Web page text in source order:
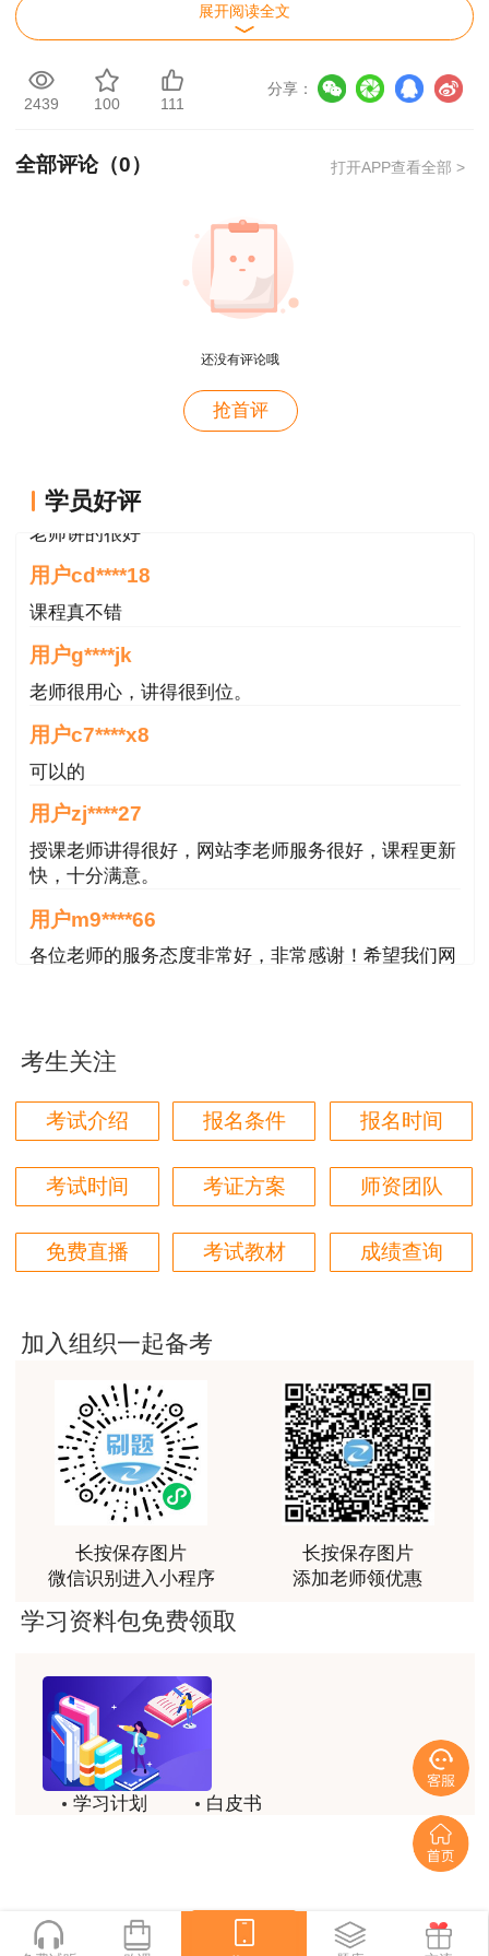
(中国人事考试网)，输入姓名和身份证号，注册号
询。
连接。其次，打印准考证最好避免高峰期，避免因
系统问题造成未在规定时间内打印准考证。
3.在打印过程中若是遇到“网络繁忙”“准考证
准考证打印入口刚开通时和打印入口即将关闭
时，会有很多考生同时登陆系统进行打印。由于同
现无法正常登陆网站的情况。考生可以选择错开准
4.进入登录页面输入信息后，系统显示“无此
人准考证数据”，怎么办?
根据以往准考证打印经验，这种情况一般有两
种原因，一个是审核通过但没有缴费，没缴费则报
名不成功，不能参加考试。另一个可能是报名时考
生信息填写有误，建议及时与当地人事考试网沟通
5.准考证上面的个人信息有误怎么办?
名、身份证号、照片等信息是否正确，确认无误后
方可打印。一旦遇到有信息错误的情况，应该及时
出现问题，还有申请更改的时间，准考证有误是不
6.怎样做好准考证打印的备份工作?
建议大家保管好身份证和准考证，准考证可以
留存电子版和纸质版，以免纸质版准考证丢失。打
印准考证时尽量多打印两张纸质版准考证进行留
7.如果准考证打印之后不慎丢失怎么办?可以
进行补打印吗?
考生若不慎将准考证丢失，如果未超过准考证
打印截止日期，可以直接登录报名网站，找到准考
证打印入口进行打印即可。建议考生在打印准考证
出来放在不同的地方，以备不时之需。
以上是准考证打印的常见问题，目前2020一
议大家提前了解，做好应对特殊情况的准备，在遇
到问题事就能从容应对啦!建设工程教育网为各位
考生汇总了各地2020年一级建造师准考证打印时
间，一级建造师准考证打印时间及入口汇总>
因考试政策、内容不断变化与调整，建
设工程教育网提供的一级建造师信息仅供参考，如
相关推荐：
展开阅读全文
2439 100 111
分享：
全部评论（0） 打开APP查看全部 >
还没有评论哦
抢首评
学员好评
老师讲的深入浅出，风趣幽默。编的记忆口诀也很助
用户zh****86
用户cd****18
课程真不错
用户g****jk
老师很用心，讲得很到位。
用户c7****x8
可以的
用户zj****27
授课老师讲得很好，网站李老师服务很好，课程更新
快，十分满意。
用户m9****66
各位老师的服务态度非常好，非常感谢！希望我们网
站的教学质量越来越好，希望我们每位参加学习的同
用户m9****66
对本次课程购买的老师的服务态度非常满意。希望我
们网站教学质量越来越高。祝大家都取得满意的结
用户m5****66
3位老师，讲的都非常的好
用户m5****66
用户m9****88
建设工程教育网很给力，课程逻辑清晰，老师讲解通
俗易懂，重点突出，模拟题质量高，押题卷压中的知
识点很多，尤其是实务简答题秘籍压中将近70%的小
问，让小白学员也能一次过四门，十分给力，值得推
荐[强][强]
感谢教育网的多年支持与培养。
用户m9****66
用户m9****66
老师讲课认真负责，要点突出；我考试通过了。
用户ch****15
达老师的课程讲的非常好
用户s****02
考生关注
考试介绍 报名条件 报名时间
考试时间 考证方案 师资团队
免费直播 考试教材 成绩查询
加入组织一起备考
长按保存图片
微信识别进入小程序
长按保存图片
添加老师领优惠
学习资料包免费领取
学习计划
白皮书